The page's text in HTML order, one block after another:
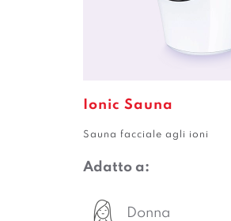
Ionic Sauna
Sauna facciale agli ioni
Adatto a:
Donna